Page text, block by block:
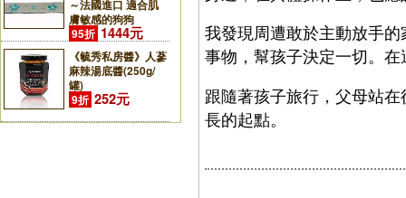
～法國進口 適合肌
膚敏感的狗狗
95折 1444元
《毓秀私房醬》人蔘
麻辣湯底醬(250g/
罐)
9折 252元
我發現周遭敢於主動放手
事物，幫孩子決定一切。
跟隨著孩子旅行，父母站
長的起點。